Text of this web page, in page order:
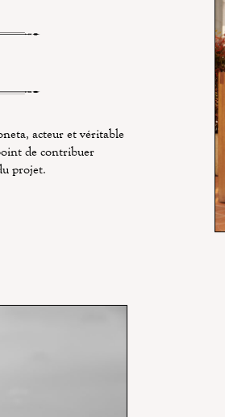
acteur et véritable
de contribuer
projet.